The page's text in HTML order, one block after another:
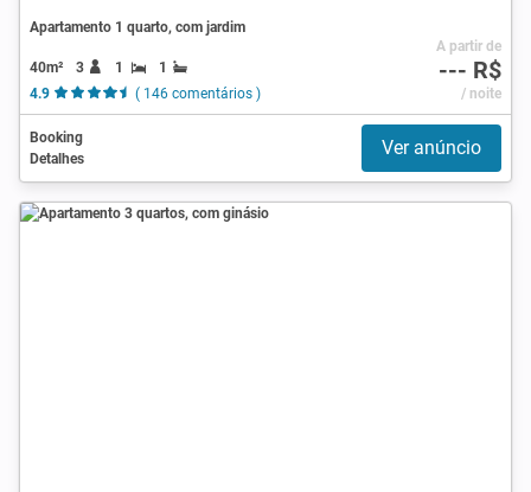
Apartamento 1 quarto, com jardim
40m² 3 1
1
4.9
( 146 comentários )
A partir de
--- R$
/ noite
Booking
Detalhes
Ver anúncio